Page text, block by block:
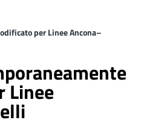
per Linee Ancona–
Linee